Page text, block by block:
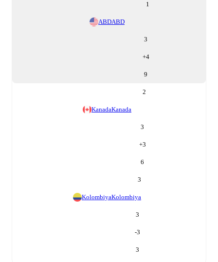
1
ABDABD
3
+4
9
2
KanadaKanada
3
+3
6
3
KolombiyaKolombiya
3
-3
3